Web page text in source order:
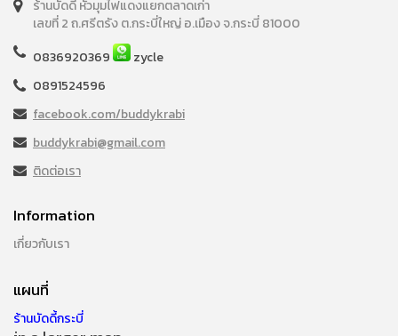
ร้านบัดดี้ หัวมุมไฟแดงแยกตลาดเก่า
เลขที่ 2 ถ.ศรีตรัง ต.กระบี่ใหญ่ อ.เมือง จ.กระบี่ 81000
0836920369
zycle
0891524596
facebook.com/buddykrabi
buddykrabi@gmail.com
ติดต่อเรา
Information
เกี่ยวกับเรา
แผนที่
ร้านบัดดี้กระบี่